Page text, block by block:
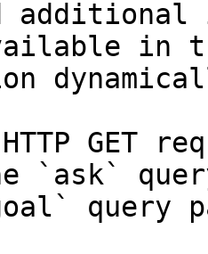
in
GET
`ask`
query